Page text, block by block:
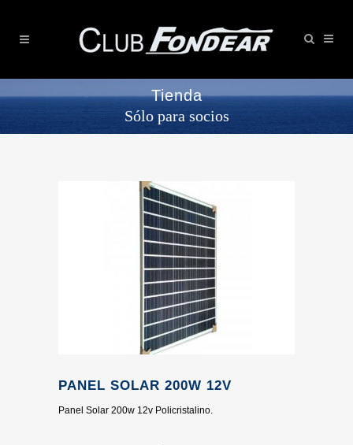
Tienda
Sólo para socios
PANEL SOLAR 200W 12V
Panel Solar 200w 12v Policristalino.